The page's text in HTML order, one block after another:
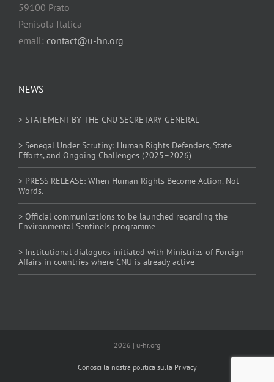
NEWS
> STATEMENT BY THE CNU SECRETARY GENERAL
> Senegal Under Scrutiny: Human Rights Defenders, State
Efforts, and Ongoing Challenges (2025–2026)
> PRESS RELEASE: When Human Rights Become Action. Not
Words.
> Official communications to be launched regarding the
Environmental Sentinels programme
> Institutional dialogues initiated with Ministries of Foreign
Affairs in countries where CNU is already active
59100 Prato
Penisola Italica
email: contact@u-hn.org
2026 | u-hr.org
Conosci la nostra politica sulla Privacy